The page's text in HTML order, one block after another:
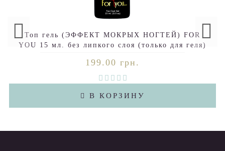
Топ гель (ЭФФЕКТ МОКРЫХ НОГТЕЙ) FOR
YOU 15 мл. без липкого слоя (только для геля)
199.00 грн.
В КОРЗИНУ